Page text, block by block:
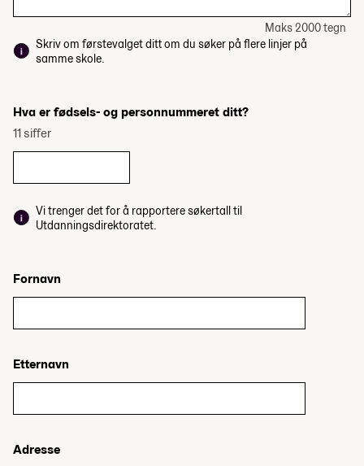
Maks 2000 tegn
Skriv om førstevalget ditt om du søker på flere linjer på
samme skole.
Hva er fødsels- og personnummeret ditt?
11 siffer
Vi trenger det for å rapportere søkertall til
Utdanningsdirektoratet.
Fornavn
Etternavn
Adresse